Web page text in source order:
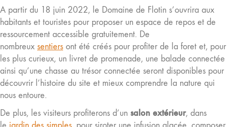
A partir du 18 juin 2022, le Domaine de Flotin s’ouvrira aux
habitants et touristes pour proposer un espace de repos et de
ressourcement accessible gratuitement. De
nombreux sentiers ont été créés pour profiter de la foret et, pour
les plus curieux, un livret de promenade, une balade connectée
ainsi qu’une chasse au trésor connectée seront disponibles pour
découvrir l’histoire du site et mieux comprendre la nature qui
nous entoure.
De plus, les visiteurs profiterons d’un salon extérieur, dans